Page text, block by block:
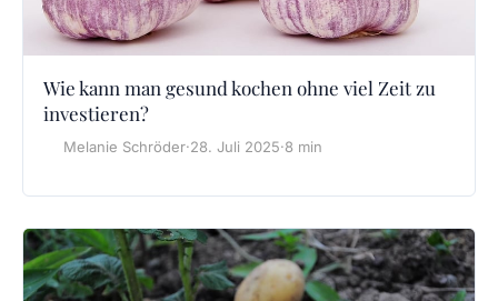
Wie kann man gesund kochen ohne viel Zeit zu
investieren?
Melanie Schröder·28. Juli 2025·8 min